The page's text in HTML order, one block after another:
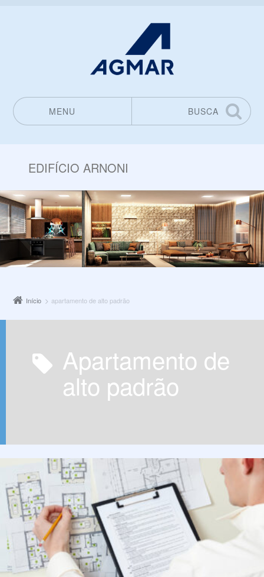
MENU
BUSCA
EDIFÍCIO ARNONI
Início apartamento de alto padrão
apartamento de
alto padrão